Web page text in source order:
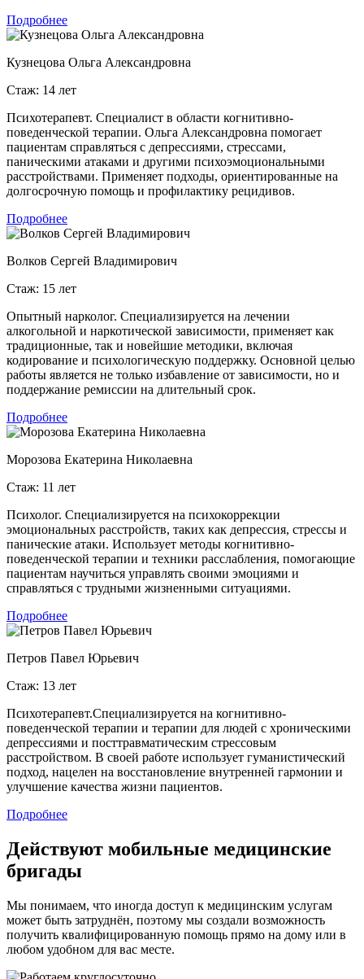
Подробнее
Кузнецова Ольга Александровна
Стаж: 14 лет
Психотерапевт. Специалист в области когнитивно-
поведенческой терапии. Ольга Александровна помогает
пациентам справляться с депрессиями, стрессами,
паническими атаками и другими психоэмоциональными
расстройствами. Применяет подходы, ориентированные на
долгосрочную помощь и профилактику рецидивов.
Подробнее
Волков Сергей Владимирович
Стаж: 15 лет
Опытный нарколог. Специализируется на лечении
алкогольной и наркотической зависимости, применяет как
традиционные, так и новейшие методики, включая
кодирование и психологическую поддержку. Основной целью
работы является не только избавление от зависимости, но и
поддержание ремиссии на длительный срок.
Подробнее
Морозова Екатерина Николаевна
Стаж: 11 лет
Психолог. Специализируется на психокоррекции
эмоциональных расстройств, таких как депрессия, стрессы и
панические атаки. Использует методы когнитивно-
поведенческой терапии и техники расслабления, помогающие
пациентам научиться управлять своими эмоциями и
справляться с трудными жизненными ситуациями.
Подробнее
Петров Павел Юрьевич
Стаж: 13 лет
Психотерапевт.Специализируется на когнитивно-
поведенческой терапии и терапии для людей с хроническими
депрессиями и посттравматическим стрессовым
расстройством. В своей работе использует гуманистический
подход, нацелен на восстановление внутренней гармонии и
улучшение качества жизни пациентов.
Подробнее
Действуют мобильные медицинские
бригады
Мы понимаем, что иногда доступ к медицинским услугам
может быть затруднён, поэтому мы создали возможность
получить квалифицированную помощь прямо на дому или в
любом удобном для вас месте.